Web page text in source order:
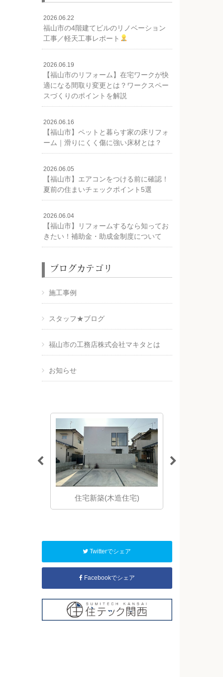
2026.06.22
福山市の4階建てビルのリノベーション
工事／軽天工事レポート
2026.06.19
【福山市のリフォーム】在宅ワークが快
適になる間取り変更とは？ワークスペー
スづくりのポイントを解説
2026.06.16
【福山市】ペットと暮らす家の床リフォ
ーム｜滑りにくく傷に強い床材とは？
2026.06.05
【福山市】エアコンをつける前に確認！
夏前の住まいチェックポイント5選
2026.06.04
【福山市】リフォームするなら知ってお
きたい！補助金・助成金制度について
ブログカテゴリ
施工事例
スタッフ★ブログ
福山市の工務店株式会社マキタとは
お知らせ
住宅新築(木造住宅)
Twitterでシェア
Facebookでシェア